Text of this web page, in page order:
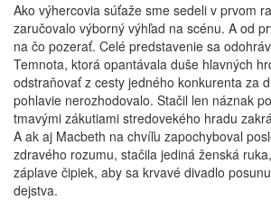
Ako výhercovia súťaže sme sedeli v prvom
zaručovalo výborný výhľad na scénu. A od
na čo pozerať. Celé predstavenie sa
Temnota, ktorá opantávala duše hlavných
odstraňovať z cesty jedného konkurenta za
pohlavie nerozhodovalo. Stačil len náznak
tmavými zákutiami stredovekého hradu
A ak aj Macbeth na chvíľu zapochyboval
zdravého rozumu, stačila jediná ženská
záplave čipiek, aby sa krvavé divadlo
dejstva.